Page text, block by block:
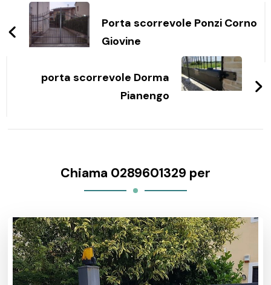
articoli
Porta scorrevole Ponzi Corno
Giovine
porta scorrevole Dorma
Pianengo
Chiama 0289601329 per